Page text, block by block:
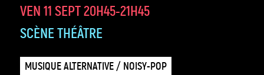
VEN 11 SEPT20H45-21H45
SCÈNE THÉÂTRE
MUSIQUE ALTERNATIVE / NOISY-POP